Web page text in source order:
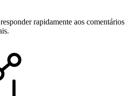
rapidamente aos comentários